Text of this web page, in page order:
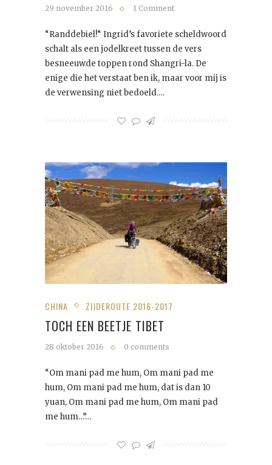
29 november 2016 1 Comment
“Randdebiel!“ Ingrid’s favoriete scheldwoord
schalt als een jodelkreet tussen de vers
besneeuwde toppen rond Shangri-la. De
enige die het verstaat ben ik, maar voor mij is
de verwensing niet bedoeld.…
CHINA ZIJDEROUTE 2016-2017
TOCH EEN BEETJE TIBET
28 oktober 2016 0 comments
“Om mani pad me hum, Om mani pad me
hum, Om mani pad me hum, dat is dan 10
yuan, Om mani pad me hum, Om mani pad
me hum…”…